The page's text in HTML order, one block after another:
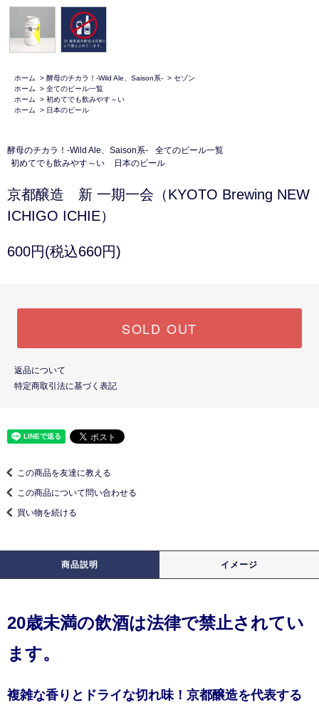
ホーム > 酵母のチカラ！-Wild Ale、Saison系- > セゾン
ホーム
> 全てのビール一覧
ホーム
> 初めてでも飲みやす～い
ホーム
> 日本のビール
酵母のチカラ！-Wild Ale、Saison系-
全てのビール一覧
初めてでも飲みやす～い
日本のビール
京都醸造 新 一期一会（KYOTO Brewing NEW
ICHIGO ICHIE）
600円(税込660円)
SOLD OUT
返品について
特定商取引法に基づく表記
この商品を友達に教える
この商品について問い合わせる
買い物を続ける
商品説明 イメージ
20歳未満の飲酒は法律で禁止されてい
ます。
複雑な香りとドライな切れ味！京都醸造を代表する